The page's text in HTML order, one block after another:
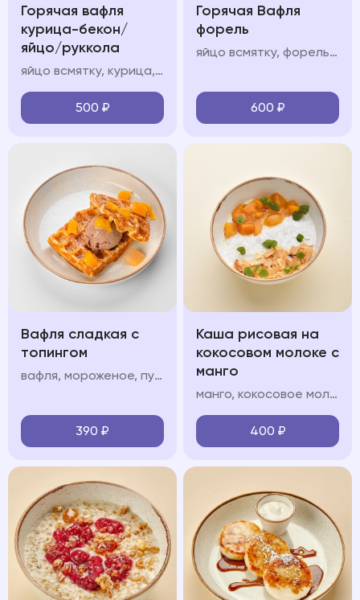
Горячая вафля
курица-бекон/
яйцо/руккола
яйцо всмятку, курица, авокадо мусс, крем фреш, руккола
500 ₽
Горячая Вафля
форель
яйцо всмятку, форель, авокадо мусс, крем фреш, руккола
600 ₽
Вафля сладкая с
топингом
вафля, мороженое, пудра, топинг: шоколад/карамель/клубника/вишня/манго
390 ₽
Каша рисовая на
кокосовом молоке с
манго
манго, кокосовое молоко, кокосовые лепестки
400 ₽